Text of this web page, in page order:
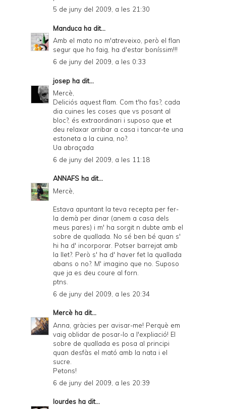
5 de juny del 2009, a les 21:30
Manduca ha dit...
Amb el mato no m'atreveixo, però el flan
segur que ho faig, ha d'estar boníssim!!!
6 de juny del 2009, a les 0:33
josep ha dit...
Mercè,
Deliciós aquest flam. Com t'ho fas?, cada
dia cuines les coses que vs posant al
bloc?, és extraordinari i suposo que et
deu relaxar arribar a casa i tancar-te una
estoneta a la cuina, no?.
Ua abraçada
6 de juny del 2009, a les 11:18
ANNAFS ha dit...
Mercè,
Estava apuntant la teva recepta per fer-
la demà per dinar (anem a casa dels
meus pares) i m' ha sorgit n dubte amb el
sobre de quallada. No sé ben bé quan s'
hi ha d' incorporar. Potser barrejat amb
la llet?. Però s' ha d' haver fet la quallada
abans o no?. M' imagino que no. Suposo
que ja es deu coure al forn.
ptns.
6 de juny del 2009, a les 20:34
Mercè ha dit...
Anna, gràcies per avisar-me! Perquè em
vaig oblidar de posar-lo a l'expliació! El
sobre de quallada es posa al principi
quan desfàs el mató amb la nata i el
sucre.
Petons!
6 de juny del 2009, a les 20:39
lourdes ha dit...